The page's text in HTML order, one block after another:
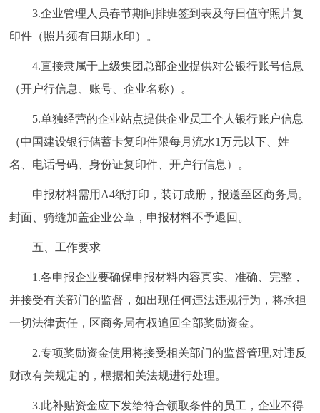
3.企业管理人员春节期间排班签到表及每日值守照片复
印件（照片须有日期水印）。
4.直接隶属于上级集团总部企业提供对公银行账号信息
（开户行信息、账号、企业名称）。
5.单独经营的企业站点提供企业员工个人银行账户信息
（中国建设银行储蓄卡复印件限每月流水1万元以下、姓
名、电话号码、身份证复印件、开户行信息）。
申报材料需用A4纸打印，装订成册，报送至区商务局。
封面、骑缝加盖企业公章，申报材料不予退回。
五、工作要求
1.各申报企业要确保申报材料内容真实、准确、完整，
并接受有关部门的监督，如出现任何违法违规行为，将承担
一切法律责任，区商务局有权追回全部奖励资金。
2.专项奖励资金使用将接受相关部门的监督管理,对违反
财政有关规定的，根据相关法规进行处理。
3.此补贴资金应下发给符合领取条件的员工，企业不得